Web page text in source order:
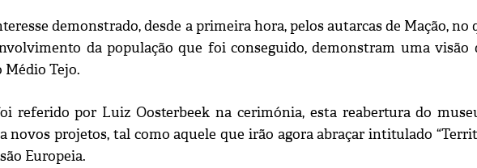
demonstrado, desde a primeira hora, pelos autarcas de Mação,
da população que foi conseguido, demonstram uma
Médio Tejo.
referido por Luiz Oosterbeek na cerimónia, esta reabertura do
novos projetos, tal como aquele que irão agora abraçar intitulado
Europeia.